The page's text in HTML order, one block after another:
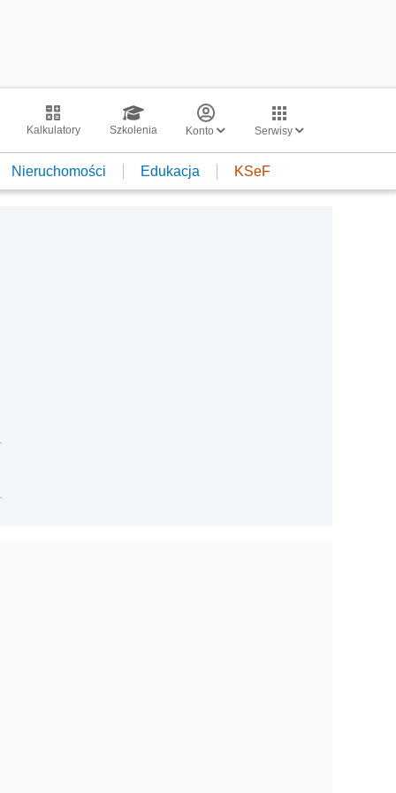
Kalkulatory Szkolenia Konto Serwisy
Nieruchomości Edukacja KSeF